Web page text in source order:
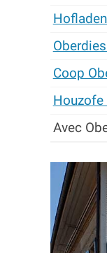
Coop
Houzofe
Avec